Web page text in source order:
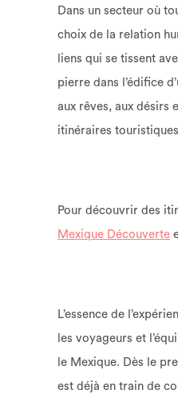
Dans un secteur où
choix de la relation
liens qui se tissent
pierre dans l’édifice
aux rêves, aux désirs
itinéraires
Pour découvrir des
Mexique Découverte
L’essence de
les voyageurs et
le Mexique. Dès le
est déjà en train de